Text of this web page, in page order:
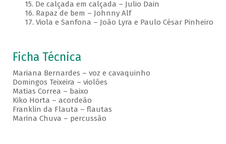
15. De calçada em calçada – Julio Dain
16. Rapaz de bem – Johnny Alf
17. Viola e Sanfona – João Lyra e Paulo César Pinheiro
Ficha Técnica
Mariana Bernardes – voz e cavaquinho
Domingos Teixeira – violões
Matias Correa – baixo
Kiko Horta – acordeão
Franklin da Flauta – flautas
Marina Chuva – percussão